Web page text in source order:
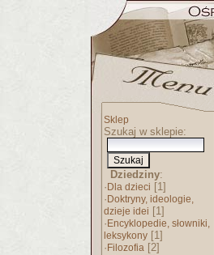
Sklep
Szukaj w sklepie:
Dziedziny:
· Dla dzieci [1]
· Doktryny, ideologie,
dzieje idei [1]
· Encyklopedie, słowniki,
leksykony [1]
· Filozofia [2]